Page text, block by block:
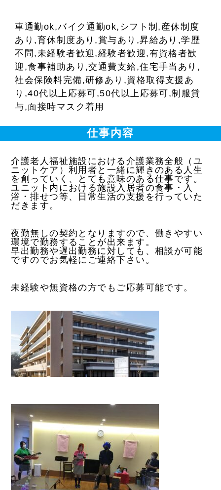
車通勤ok,バイク通勤ok,シフト制,産休制度
あり,育休制度あり,賞与あり,昇給あり,学歴
不問,未経験者歓迎,経験者歓迎,有資格者歓
迎,食事補助あり,交通費支給,住宅手当あり,
社会保険料完備,研修あり,資格取得支援あ
り,40代以上応募可,50代以上応募可,制服貸
与,面接時マスク着用
仕事内容
介護老人福祉施設における介護業務全般（ユ
ニットケア）利用者と一緒に輝きのある人生
を創っていく、とても意味のある仕事です。
ユニット内における施設入居者の食事・入
浴・排せつ等、日常生活の支援を行っていた
だきます。
夜勤無しの契約となりますので、働きやすい
環境で勤務することが出来ます。
早出勤務や遅出勤務に対しても、相談が可能
ですのでお気軽にご連絡下さい。
未経験や無資格の方でもご応募可能です。